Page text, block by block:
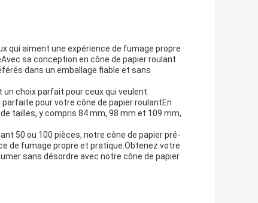
qui aiment une expérience de fumage propre
sa conception en cône de papier roulant
dans un emballage fiable et sans
un choix parfait pour ceux qui veulent
pour votre cône de papier roulantEn
tailles, y compris 84 mm, 98 mm et 109 mm,
50 ou 100 pièces, notre cône de papier pré-
de fumage propre et pratique.Obtenez votre
sans désordre avec notre cône de papier